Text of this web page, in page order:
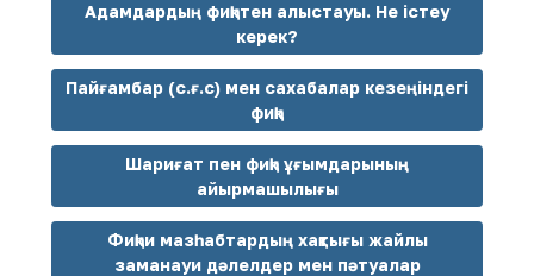
Адамдардың фиқһтен алыстауы. Не істеу
керек?
Пайғамбар (с.ғ.с) мен сахабалар кезеңіндегі
фиқһ
Шариғат пен фиқһ ұғымдарының
айырмашылығы
Фиқһи мазһабтардың хақтығы жайлы
заманауи дәлелдер мен пәтуалар